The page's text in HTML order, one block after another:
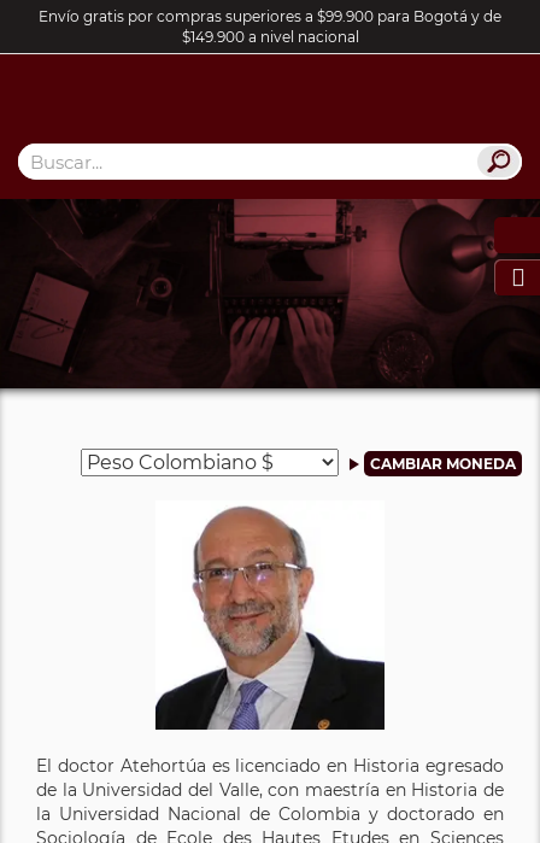
Envío gratis por compras superiores a $99.900 para Bogotá y de
$149.900 a nivel nacional

El doctor Atehortúa es licenciado en Historia egresado
de la Universidad del Valle, con maestría en Historia de
la Universidad Nacional de Colombia y doctorado en
Sociología de Ecole des Hautes Etudes en Sciences